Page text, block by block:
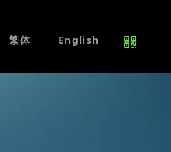
繁体 English